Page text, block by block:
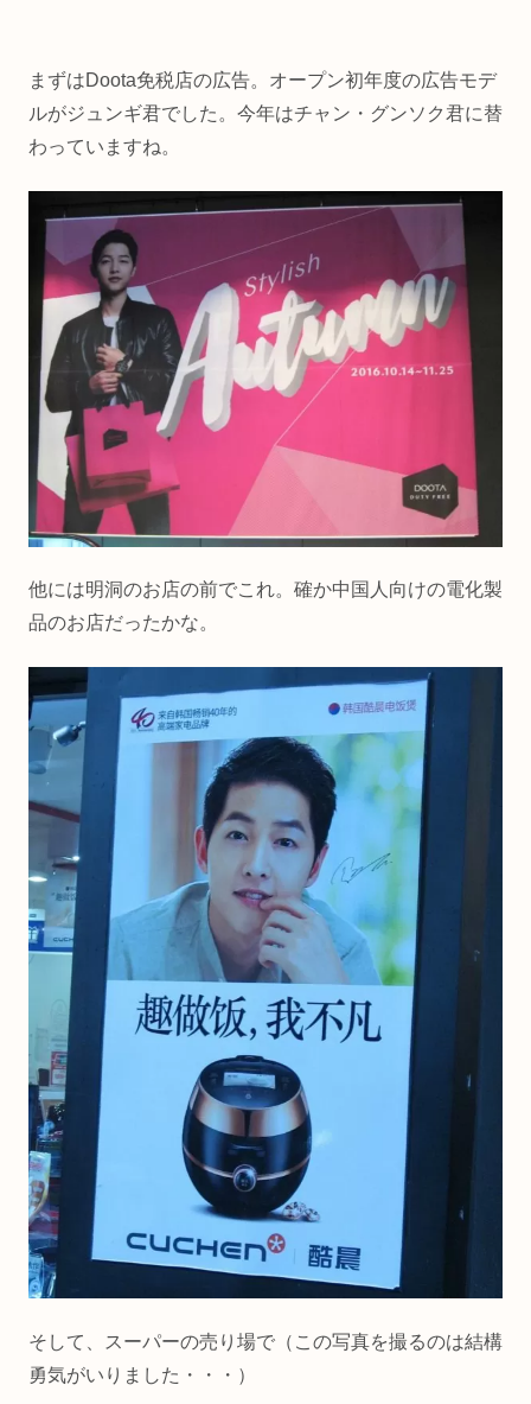
まずはDoota免税店の広告。オープン初年度の広告モデ
ルがジュンギ君でした。今年はチャン・グンソク君に替
わっていますね。
他には明洞のお店の前でこれ。確か中国人向けの電化製
品のお店だったかな。
そして、スーパーの売り場で（この写真を撮るのは結構
勇気がいりました・・・）